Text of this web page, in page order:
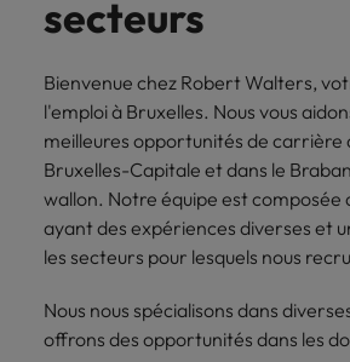
secteurs
Bienvenue chez Robert Walters,
l'emploi à Bruxelles. Nous vous
meilleures opportunités de carrière
Bruxelles-Capitale et dans le
wallon. Notre équipe est composée
ayant des expériences diverses et
les secteurs pour lesquels nous
Nous nous spécialisons dans
offrons des opportunités dans les